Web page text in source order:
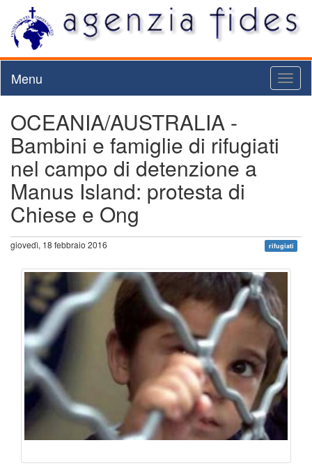
Menu
OCEANIA/AUSTRALIA -
Bambini e famiglie di rifugiati
nel campo di detenzione a
Manus Island: protesta di
Chiese e Ong
giovedì, 18 febbraio 2016 rifugiati